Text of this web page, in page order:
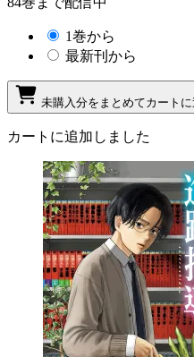
1巻から
最新刊から
未購入分をまとめてカートに
カートに追加しました